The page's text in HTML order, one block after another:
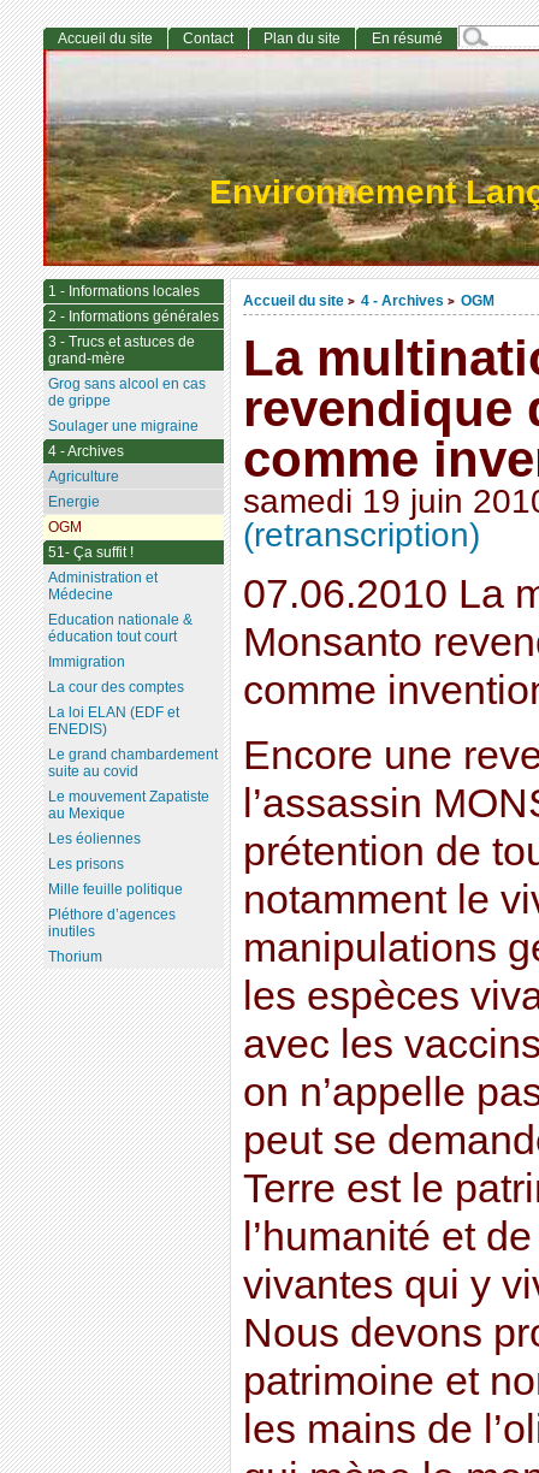
Environnement
Accueil du site > 4 - Archives > OGM
La
revendique
comme
samedi 19 juin
(retranscription)
07.06.2010 La
Monsanto
comme
Encore une
l’assassin
prétention de
notamment le
manipulations
les espèces
avec les
on n’appelle
peut se
Terre est le
l’humanité et
vivantes qui y
Nous devons
patrimoine et
les mains de
Accueil du site Contact Plan du site En résumé
1 - Informations locales
2 - Informations générales
3 - Trucs et astuces de
grand-mère
Grog sans alcool en cas
de grippe
Soulager une migraine
4 - Archives
Agriculture
Energie
OGM
51- Ça suffit !
Administration et
Médecine
Education nationale &
éducation tout court
Immigration
La cour des comptes
La loi ELAN (EDF et
ENEDIS)
Le grand chambardement
suite au covid
Le mouvement Zapatiste
au Mexique
Les éoliennes
Les prisons
Mille feuille politique
Pléthore d’agences
inutiles
Thorium